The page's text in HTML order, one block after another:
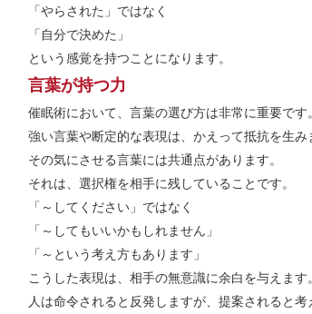
「やらされた」ではなく
「自分で決めた」
という感覚を持つことになります。
言葉が持つ力
催眠術において、言葉の選び方は非常に重要です。
強い言葉や断定的な表現は、かえって抵抗を生み
その気にさせる言葉には共通点があります。
それは、選択権を相手に残していることです。
「～してください」ではなく
「～してもいいかもしれません」
「～という考え方もあります」
こうした表現は、相手の無意識に余白を与えます。
人は命令されると反発しますが、提案されると考